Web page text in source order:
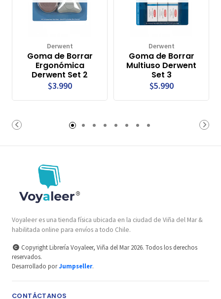
Derwent
Goma de Borrar
Ergonómica
Derwent Set 2
$3.990
Derwent
Goma de Borrar
Multiuso Derwent
Set 3
$5.990
Voyaleer es una tienda física ubicada en la ciudad de Viña del Mar &
habilitada online para envíos a todo Chile.
Copyright Librería Voyaleer, Viña del Mar 2026. Todos los derechos
reservados.
Desarrollado porJumpseller.
CONTÁCTANOS